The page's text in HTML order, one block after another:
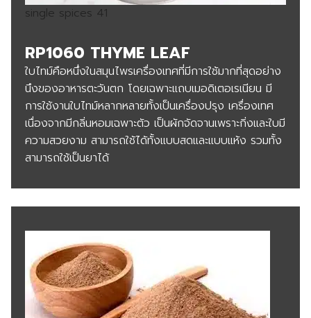
single spices 41
RP1060 THYME LEAF
ใบไทม์คือหนึ่งในสมุนไพรเครื่องเทศที่มีการใช้มากที่สุดอย่าง
นึงของอาหารตะวันตก โดยเฉพาะแถบเมอดิเตอเรเนียน มี
การใช้งานใบไทม์หลากหลายทั้งเป็นเครื่องปรุง เครื่องเทศ
เนื่องจากมีกลิ่นหอมเฉพาะตัว เป็นผักจัดจานเพราะกิ่งและใบมี
ความสวยงาม สามารถใช้ได้ทั้งแบบสดและแบบแห้ง รวมทั้ง
สามารถใช้เป็นยาได้